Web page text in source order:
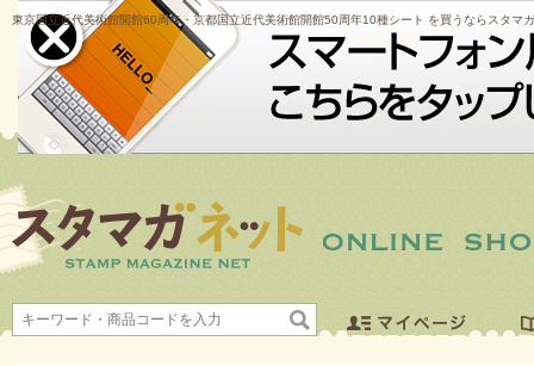
東京国立近代美術館開館60周年・京都国立近代美術館開館50周年10種シート を買うならスタマ